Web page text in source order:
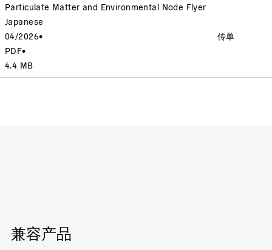
Particulate Matter and Environmental Node Flyer
Japanese
04/2026•
PDF•
4.4 MB
传单
兼容产品